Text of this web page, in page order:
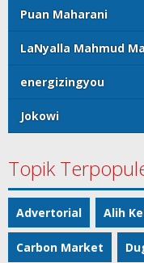
Puan Maharani
LaNyalla Mahmud
energizingyou
Jokowi
Topik
Advertorial Alih
Carbon Market